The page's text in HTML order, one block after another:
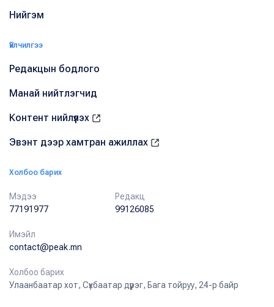
Нийгэм
Үйлчилгээ
Редакцын бодлого
Манай нийтлэгчид
Контент нийлүүлэх
Эвэнт дээр хамтран ажиллах
Холбоо барих
Мэдээ
77191977
Редакц
99126085
Имэйл
contact@peak.mn
Холбоо барих
Улаанбаатар хот, Сүхбаатар дүүрэг, Бага тойруу, 24-р байр